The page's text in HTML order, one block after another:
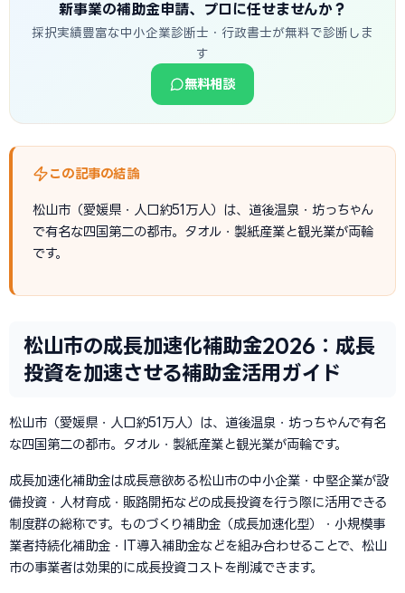
新事業の補助金申請、プロに任せませんか？
採択実績豊富な中小企業診断士・行政書士が無料で診断しま
す
無料相談
この記事の結論
松山市（愛媛県・人口約51万人）は、道後温泉・坊っちゃん
で有名な四国第二の都市。タオル・製紙産業と観光業が両輪
です。
松山市の成長加速化補助金2026：成長
投資を加速させる補助金活用ガイド
松山市（愛媛県・人口約51万人）は、道後温泉・坊っちゃんで有名
な四国第二の都市。タオル・製紙産業と観光業が両輪です。
成長加速化補助金は成長意欲ある松山市の中小企業・中堅企業が設
備投資・人材育成・販路開拓などの成長投資を行う際に活用できる
制度群の総称です。ものづくり補助金（成長加速化型）・小規模事
業者持続化補助金・IT導入補助金などを組み合わせることで、松山
市の事業者は効果的に成長投資コストを削減できます。